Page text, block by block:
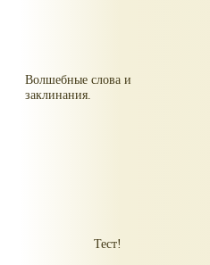
Волшебные слова и
заклинания.
Тест!